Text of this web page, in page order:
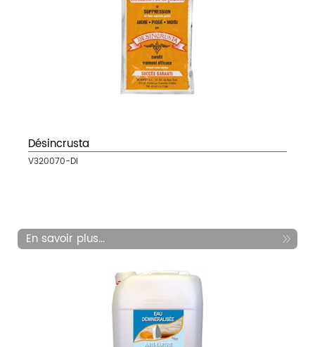
Désincrusta
V320070-DI
En savoir plus...